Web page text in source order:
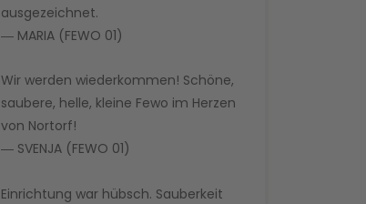
ausgezeichnet.
― MARIA (FEWO 01)
Wir werden wiederkommen! Schöne,
saubere, helle, kleine Fewo im Herzen
von Nortorf!
― SVENJA (FEWO 01)
Einrichtung war hübsch. Sauberkeit